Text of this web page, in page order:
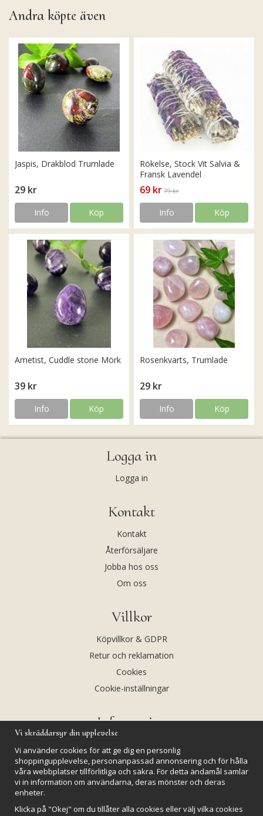
Andra köpte även
Jaspis, Drakblod Trumlade
29 kr
Info Köp
Rökelse, Stock Vit Salvia &
Fransk Lavendel
69 kr 79 kr
Info Köp
Ametist, Cuddle stone Mörk
39 kr
Info Köp
Rosenkvarts, Trumlade
29 kr
Info Köp
Logga in
Logga in
Kontakt
Kontakt
Återförsäljare
Jobba hos oss
Om oss
Villkor
Köpvillkor & GDPR
Retur och reklamation
Cookies
Cookie-inställningar
Information
Kalendarium
Nyheter
Kristaller och fairtrade
Vi skräddarsyr din upplevelse
Vi använder cookies för att ge dig en personlig
shoppingupplevelse, personanpassad annonsering och för hålla
våra webbplatser tillförlitliga och säkra. För detta ändamål samlar
vi in information om användarna, deras mönster och deras
enheter.
Klicka på "Okej" om du tillåter alla cookies eller välj vilka cookies